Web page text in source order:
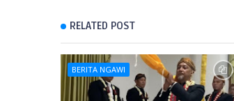
RELATED POST
BERITA NGAWI